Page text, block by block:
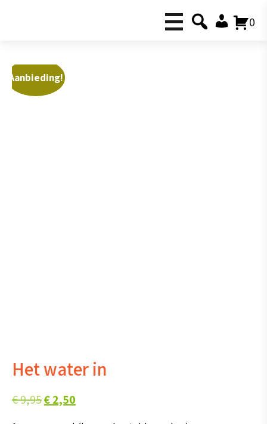
0
Aanbieding!
Het water in
€9,95Oorspronkelijke
€2,50